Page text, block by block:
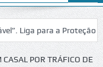
para a Proteção da
do Castelo de Cerveira
CASAL POR TRÁFICO DE